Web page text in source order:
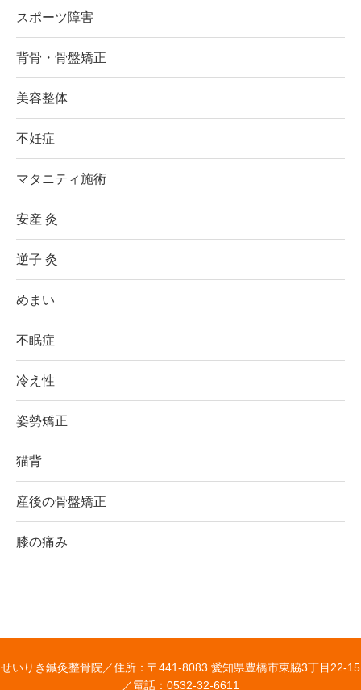
スポーツ障害
背骨・骨盤矯正
美容整体
不妊症
マタニティ施術
安産 灸
逆子 灸
めまい
不眠症
冷え性
姿勢矯正
猫背
産後の骨盤矯正
膝の痛み
せいりき鍼灸整骨院／住所：〒441-8083 愛知県豊橋市東脇3丁目22-15
／電話：0532-32-6611